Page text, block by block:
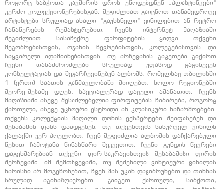
როგორც საბჭოთა კავშირის დროს უწოდებდნენ „პლასტინკები“
კერძო კოლექციონერებისგან. შეგიძლიათ გაიცნოთ თანამედროვე
არტისტები სრულიად ახალი “გაუხსნელი” ვინილებით ან რეტრო
ჩანაწერების რემასტერებით. ჩვენს ინტერნეტ მაღაზიაში
შეგიძლიათ სასაჩუქრე ფირფიტების ყიდვა თქვენი
მეგობრებისთვის, ოჯახის წევრებისთვის, კოლეგებისთვის და
საყვარელი ადამიანებისთვის. თუ არჩევანის გაკეთება გიჭირთ
ჩვენი თანამშრომლები სრულიად უფასოდ გაგიწევენ
კონსულტაციას და შეგარჩევინებენ ალბომს, რომელსაც თბილისში
1 (ერთი) საათის განმავლობაში მიიღებთ, ხოლო რეგიონებში
მეორე-მესამე დღეს, სპეციალურად დაცული ამანათით. ჩვენს
მაღაზიაში ასევე შესაძლებელია ფირფიტების ჩაბარება, როგორც
ქართული, ასევე უცხოური ესტრადა ან კლასიკური ნაწარმოებები.
თქვენს კოლექციას მაღალი დონის ექსპერტები შეაფასებენ და
შესაბამის ფასს დაადგენენ. თუ თქვენთვის სასურველ ვინილს
ქალაქში ვერ პოულობთ, ჩვენ შეგვიძლია ალბომის დაჩქარებული
წესით ჩამოტანა წინასწარი შეკვეთით. ჩვენი გუნდის წევრები
დაგეხმარებიან თქვენი ფირ-საკრავისთვის შესაბამისი ფირის
შერჩევაში. იმ შემთხვევაში, თუ შეძენილი ვინტაჟური ვინილის
ხარისხი არ მოგეწონებათ, ჩვენ მას უკან დავიბრუნებთ და თანხას
სრულად აგინაზღაურებთ. გაიგეთ ქართული, საბჭოთა,